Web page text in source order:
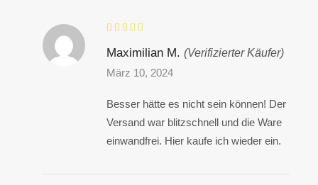
Maximilian M. (Verifizierter Käufer)
März 10, 2024
Besser hätte es nicht sein können! Der
Versand war blitzschnell und die Ware
einwandfrei. Hier kaufe ich wieder ein.